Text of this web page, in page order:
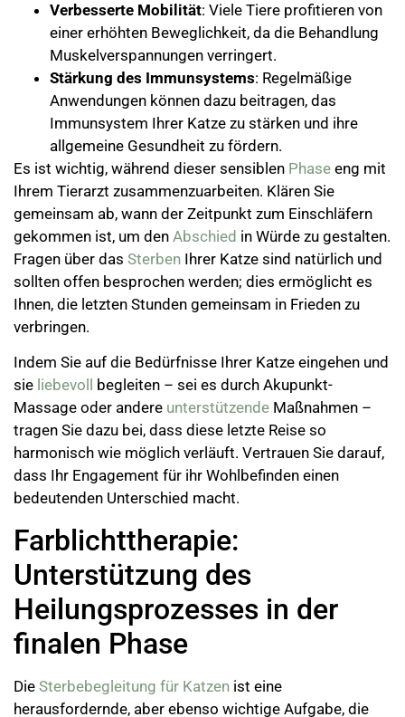
Verbesserte Mobilität: Viele Tiere profitieren von
einer erhöhten Beweglichkeit, da die Behandlung
Muskelverspannungen verringert.
Stärkung des Immunsystems: Regelmäßige
Anwendungen können dazu beitragen, das
Immunsystem Ihrer Katze zu stärken und ihre
allgemeine Gesundheit zu fördern.
Es ist wichtig, während dieser sensiblen Phase eng mit
Ihrem Tierarzt zusammenzuarbeiten. Klären Sie
gemeinsam ab, wann der Zeitpunkt zum Einschläfern
gekommen ist, um den Abschied in Würde zu gestalten.
Fragen über das Sterben Ihrer Katze sind natürlich und
sollten offen besprochen werden; dies ermöglicht es
Ihnen, die letzten Stunden gemeinsam in Frieden zu
verbringen.
Indem Sie auf die Bedürfnisse Ihrer Katze eingehen und
sie liebevoll
begleiten – sei es durch Akupunkt-
Massage oder andere unterstützende Maßnahmen –
tragen Sie dazu bei, dass diese letzte Reise so
harmonisch wie möglich verläuft. Vertrauen Sie darauf,
dass Ihr Engagement für ihr Wohlbefinden einen
bedeutenden Unterschied macht.
Farblichttherapie:
Unterstützung des
Heilungsprozesses in der
finalen Phase
Die Sterbebegleitung für Katzen ist eine
herausfordernde, aber ebenso wichtige Aufgabe, die